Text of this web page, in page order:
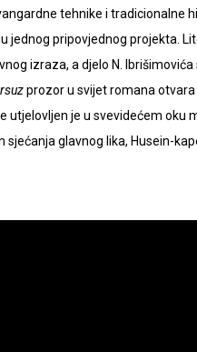
tehnike i tradicionalne
jednog pripovjednog projekta.
izraza, a djelo N.
prozor u svijet romana
utjelovljen je u svevidećem oku
sjećanja glavnog lika, Husein-